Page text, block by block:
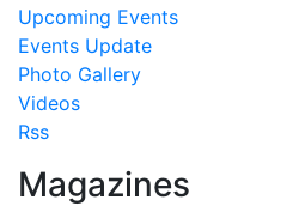
Upcoming Events
Events Update
Photo Gallery
Videos
Rss
Magazines